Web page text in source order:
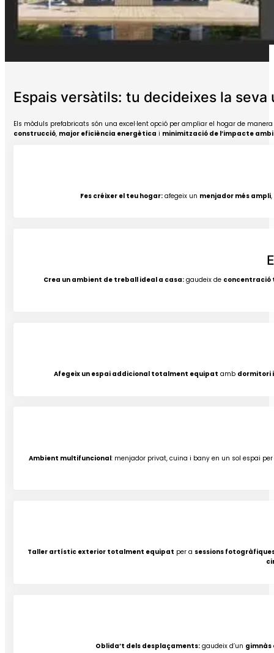
Espais versàtils: tu decideixes la
Els mòduls prefabricats són una excel·lent opció per ampliar el hogar de
construcció, major eficiència energètica i minimització de l’impacte
Fes créixer el teu hogar:afegeix un menjador més ampli
Crea un ambient de treball ideal a casa: gaudeix de concentració
Afegeix un espai addicional totalment equipat amb dormitori
Ambient multifuncional: menjador privat, cuina i bany en un sol espai
Taller artístic exterior totalment equipat per a sessions
Oblida’t dels desplaçaments:gaudeix d’un gimnàs